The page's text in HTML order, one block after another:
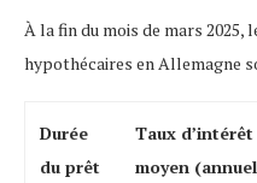
À la fin du mois de mars 2025,
hypothécaires en Allemagne
Durée
du prêt
Taux d’intérêt
moyen